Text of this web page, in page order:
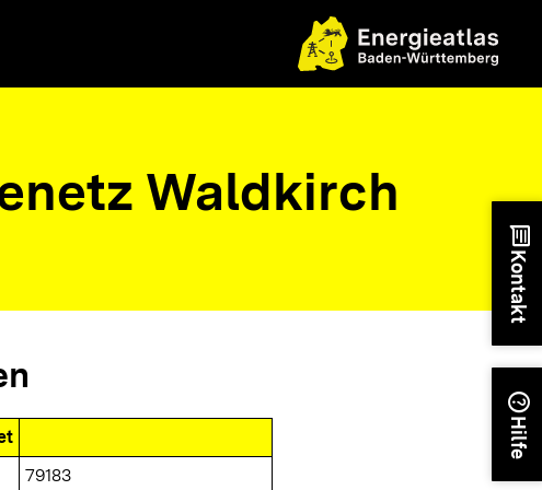
Waldkirch
79183
chat
Kontakt
help
Hilfe